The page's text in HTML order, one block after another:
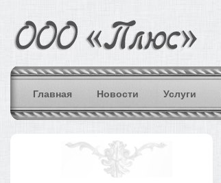
Главная Новости Услуги